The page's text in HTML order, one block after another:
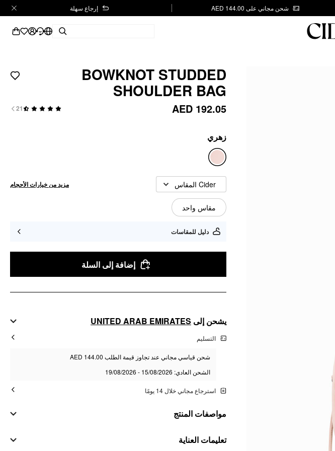
شحن مجاني على AED 144.00 إرجاع سهلة
BOWKNOT STUDDED
SHOULDER BAG
AED 192.05
21
زهري
Cider المقاس مزيد من خيارات الأحجام
مقاس واحد
دليل للمقاسات
إضافة إلى السلة
يشحن إلى UNITED ARAB EMIRATES
التسليم
شحن قياسي مجاني عند تجاوز قيمة الطلب AED 144.00
الشحن العادي: 15/08/2026 - 19/08/2026
استرجاع مجاني خلال 14 يومًا
مواصفات المنتج
مواد
تعليمات العناية